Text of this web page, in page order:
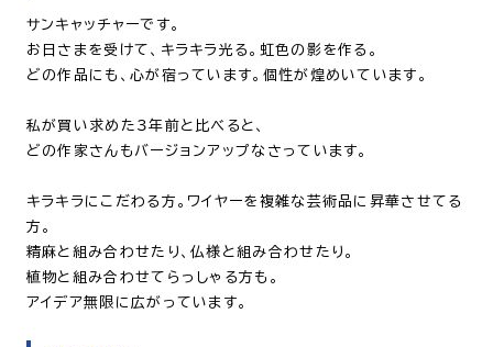
サンキャッチャーです。
お日さまを受けて、キラキラ光る。虹色の影を作る。
どの作品にも、心が宿っています。個性が煌めいています。
私が買い求めた３年前と比べると、
どの作家さんもバージョンアップなさっています。
キラキラにこだわる方。ワイヤーを複雑な芸術品に昇華させてる
方。
精麻と組み合わせたり、仏様と組み合わせたり。
植物と組み合わせてらっしゃる方も。
アイデア無限に広がっています。